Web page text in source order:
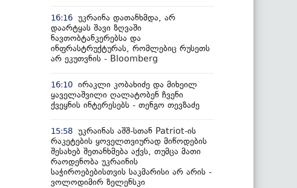
16:16 უკრაინა დათანხმდა, არ
დაარტყას შავი ზღვაში
ნავთობტანკერებსა და
ინფრასტრუქტურას, რომლებიც რუსეთს
არ ეკუთვნის - Bloomberg
16:10 ირაკლი კობახიძე და მიხეილ
ყაველაშვილი ღალატობენ ჩვენი
ქვეყნის ინტერესებს - თენგო თევზაძე
15:58 უკრაინას აშშ-სთან Patriot-ის
რაკეტების ყოველთვიურად მიწოდების
შესახებ შეთანხმება აქვს, თუმცა მათი
რაოდენობა უკრაინის
საჭიროებებისთვის საკმარისი არ არის -
ვოლოდიმირ ზელენსკი